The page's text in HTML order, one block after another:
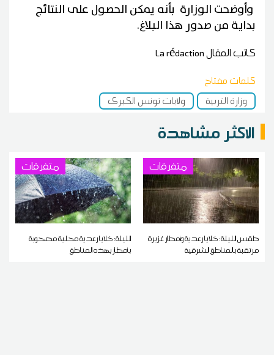
وأوضحت الوزارة بأنه يمكن الحصول على النتائج
بداية من صدور هذا البلاغ.
كاتب المقالLa rédaction
كلمات مفتاح
وزارة التربية
ولايات تونس الكبرى
الاكثر مشاهدة
متفرقات
طقس الليلة: خلايا رعدية وأمطار غزيرة
مرتقبة بالمناطق الشرقية
متفرقات
الليلة: خلايا رعدية محلية مصحوبة
بأمطار بهذه المناطق